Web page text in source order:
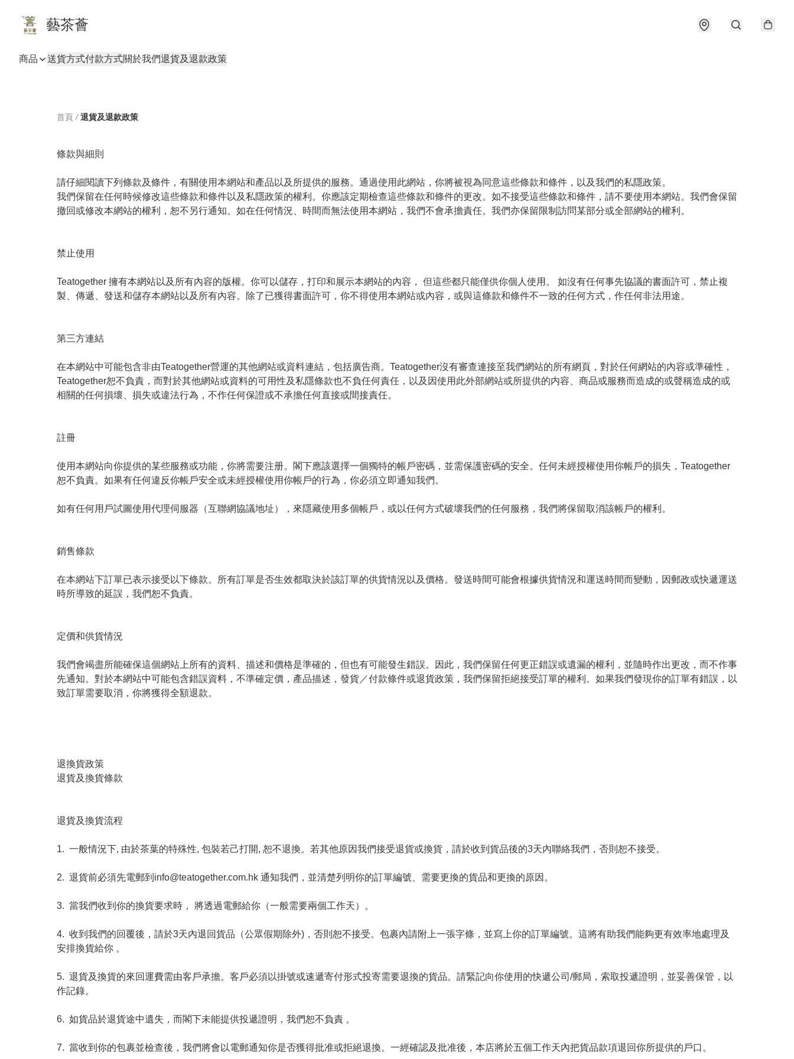
藝茶薈
商品 送貨方式付款方式關於我們退貨及退款政策
首頁 / 退貨及退款政策
條款與細則
請仔細閱讀下列條款及條件，有關使用本網站和產品以及所提供的服務。通過使用此網站，你將被視為同意這些條款和條件，以及我們的私隱政策。
我們保留在任何時候修改這些條款和條件以及私隱政策的權利。你應該定期檢查這些條款和條件的更改。如不接受這些條款和條件，請不要使用本網站。我們會保留
撤回或修改本網站的權利，恕不另行通知。如在任何情況、時間而無法使用本網站，我們不會承擔責任。我們亦保留限制訪問某部分或全部網站的權利。
禁止使用
Teatogether 擁有本網站以及所有內容的版權。你可以儲存，打印和展示本網站的內容， 但這些都只能僅供你個人使用。 如沒有任何事先協議的書面許可，禁止複
製、傳遞、發送和儲存本網站以及所有內容。除了已獲得書面許可，你不得使用本網站或內容，或與這條款和條件不一致的任何方式，作任何非法用途。
第三方連結
在本網站中可能包含非由Teatogether營運的其他網站或資料連結，包括廣告商。Teatogether沒有審查連接至我們網站的所有網頁，對於任何網站的內容或準確性，
Teatogether恕不負責，而對於其他網站或資料的可用性及私隱條款也不負任何責任，以及因使用此外部網站或所提供的内容、商品或服務而造成的或聲稱造成的或
相關的任何損壞、損失或違法行為，不作任何保證或不承擔任何直接或間接責任。
註冊
使用本網站向你提供的某些服務或功能，你將需要注册。閣下應該選擇一個獨特的帳戶密碼，並需保護密碼的安全。任何未經授權使用你帳戶的損失，Teatogether
恕不負責。如果有任何違反你帳戶安全或未經授權使用你帳戶的行為，你必須立即通知我們。
如有任何用戶試圖使用代理伺服器（互聯網協議地址），來隱藏使用多個帳戶，或以任何方式破壞我們的任何服務，我們將保留取消該帳戶的權利。
銷售條款
在本網站下訂單已表示接受以下條款。所有訂單是否生效都取決於該訂單的供貨情況以及價格。發送時間可能會根據供貨情況和運送時間而變動，因郵政或快遞運送
時所導致的延誤，我們恕不負責。
定價和供貨情況
我們會竭盡所能確保這個網站上所有的資料、描述和價格是準確的，但也有可能發生錯誤。因此，我們保留任何更正錯誤或遺漏的權利，並隨時作出更改，而不作事
先通知。對於本網站中可能包含錯誤資料，不準確定價，產品描述，發貨／付款條件或退貨政策，我們保留拒絕接受訂單的權利。如果我們發現你的訂單有錯誤，以
致訂單需要取消，你將獲得全額退款。
退換貨政策
退貨及換貨條款
退貨及換貨流程
1.  一般情況下, 由於茶葉的特殊性, 包裝若己打開, 恕不退換。若其他原因我們接受退貨或換貨，請於收到貨品後的3天內聯絡我們，否則恕不接受。
2.  退貨前必須先電郵到 info@teatogether.com.hk 通知我們，並清楚列明你的訂單編號、需要更換的貨品和更換的原因。
3.  當我們收到你的換貨要求時， 將透過電郵給你（一般需要兩個工作天）。
4.  收到我們的回覆後，請於3天內退回貨品（公眾假期除外)，否則恕不接受。包裹內請附上一張字條，並寫上你的訂單編號。這將有助我們能夠更有效率地處理及
安排換貨給你 。
5.  退貨及換貨的來回運費需由客戶承擔。客戶必須以掛號或速遞寄付形式投寄需要退換的貨品。請緊記向你使用的快遞公司/郵局，索取投遞證明，並妥善保管，以
作記錄。
6.  如貨品於退貨途中遺失，而閣下未能提供投遞證明，我們恕不負責 。
7.  當收到你的包裹並檢查後，我們將會以電郵通知你是否獲得批准或拒絕退換。一經確認及批准後，本店將於五個工作天內把貨品款項退回你所提供的戶口。